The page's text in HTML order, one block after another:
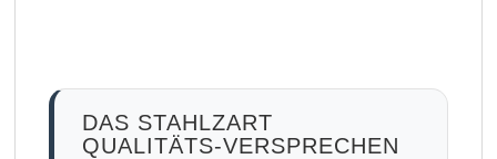
DAS STAHLZART
QUALITÄTS-VERSPRECHEN